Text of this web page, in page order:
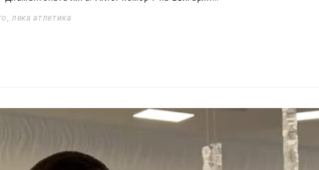
,лека атлетика